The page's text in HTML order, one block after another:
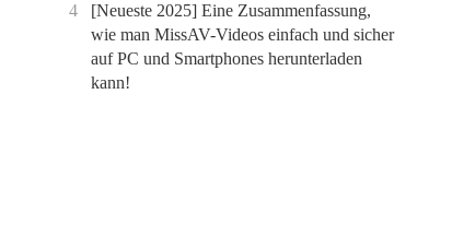
4
[Neueste 2025] Eine Zusammenfassung,
wie man MissAV-Videos einfach und sicher
auf PC und Smartphones herunterladen
kann!